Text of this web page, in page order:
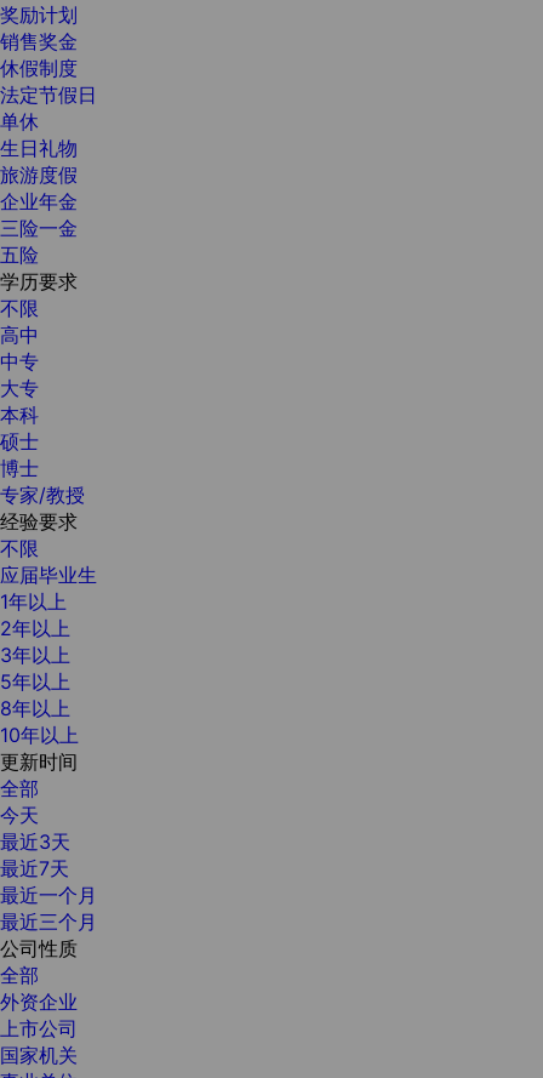
奖励计划
销售奖金
休假制度
法定节假日
单休
生日礼物
旅游度假
企业年金
三险一金
五险
学历要求
不限
高中
中专
大专
本科
硕士
博士
专家/教授
经验要求
不限
应届毕业生
1年以上
2年以上
3年以上
5年以上
8年以上
10年以上
更新时间
全部
今天
最近3天
最近7天
最近一个月
最近三个月
公司性质
全部
外资企业
上市公司
国家机关